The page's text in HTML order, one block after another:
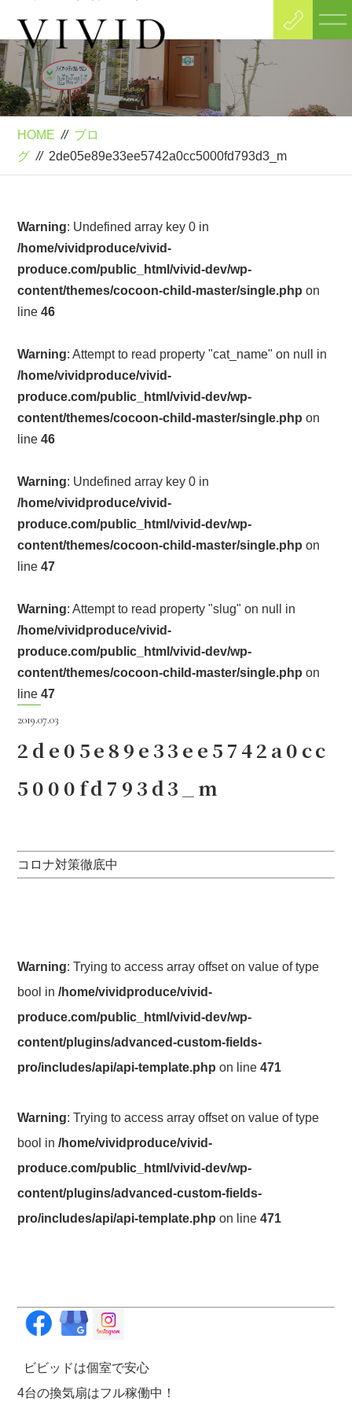
Blog
ブログ
HOME // ブロ
グ // 2de05e89e33ee5742a0cc5000fd793d3_m
Warning: Undefined array key 0 in
/home/vividproduce/vivid-
produce.com/public_html/vivid-dev/wp-
content/themes/cocoon-child-master/single.php on
line46
Warning: Attempt to read property "cat_name" on null in
/home/vividproduce/vivid-
produce.com/public_html/vivid-dev/wp-
content/themes/cocoon-child-master/single.php on
line46
Warning: Undefined array key 0 in
/home/vividproduce/vivid-
produce.com/public_html/vivid-dev/wp-
content/themes/cocoon-child-master/single.php on
line47
Warning: Attempt to read property "slug" on null in
/home/vividproduce/vivid-
produce.com/public_html/vivid-dev/wp-
content/themes/cocoon-child-master/single.php on
line47
2019.07.03
2de05e89e33ee5742a0cc
5000fd793d3_m
コロナ対策徹底中
Warning: Trying to access array offset on value of type
bool in/home/vividproduce/vivid-
produce.com/public_html/vivid-dev/wp-
content/plugins/advanced-custom-fields-
pro/includes/api/api-template.php on line471
Warning: Trying to access array offset on value of type
bool in/home/vividproduce/vivid-
produce.com/public_html/vivid-dev/wp-
content/plugins/advanced-custom-fields-
pro/includes/api/api-template.php on line471
ビビッドは個室で安心
4台の換気扇はフル稼働中！